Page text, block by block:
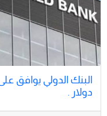
دولار .